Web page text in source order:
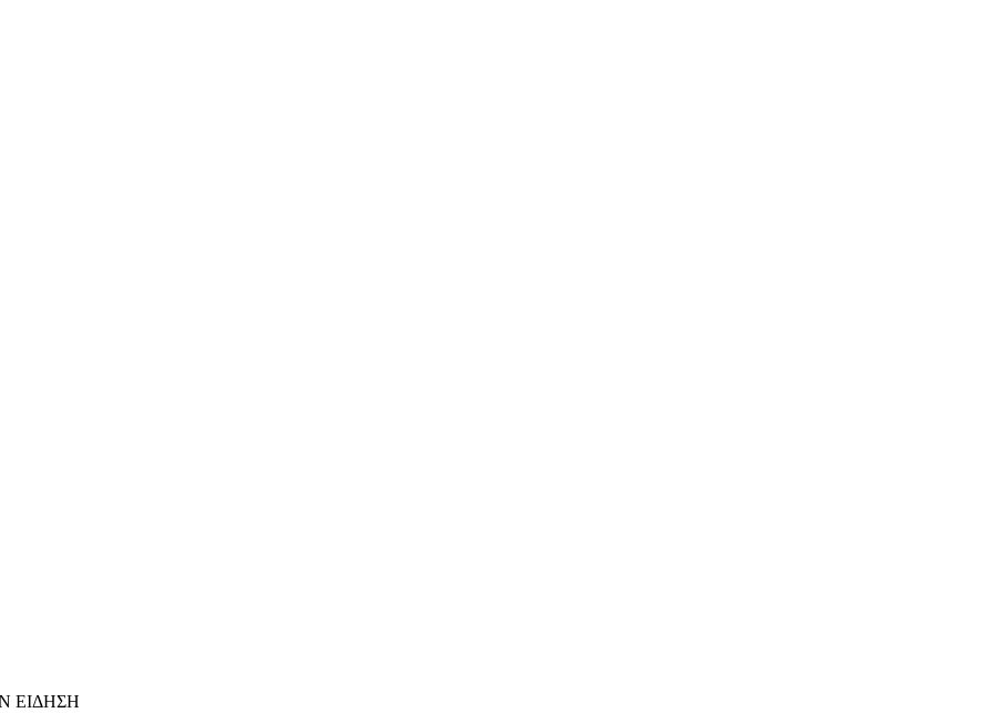
ΕΙΔΗΣΗ